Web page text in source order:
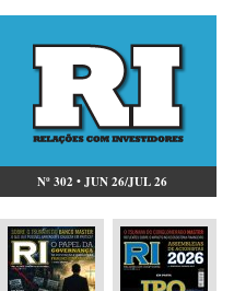
Nº 302 • JUN 26/JUL 26